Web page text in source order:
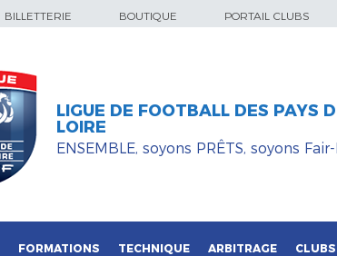
BILLETTERIE BOUTIQUE PORTAIL CLUBS
LIGUE DE FOOTBALL DES PAYS
LOIRE
ENSEMBLE, soyons PRÊTS, soyons
FORMATIONS TECHNIQUE ARBITRAGE CLUBS